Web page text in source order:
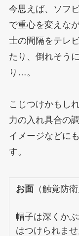
今思えば、ソフ
で重心を変えな
士の間隔をテレ
たり、倒れそう
り…。
こじつけかもし
力の入れ具合の
イメージなどに
す。
お面 （触覚防
帽子は深くか
はつけられませ